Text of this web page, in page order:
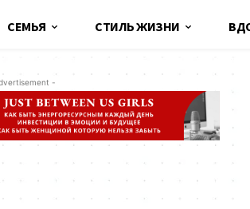
СЕМЬЯ СТИЛЬ ЖИЗНИ
-